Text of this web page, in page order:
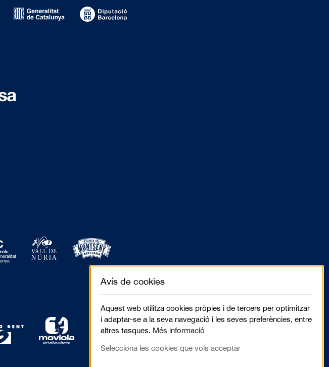
Avís de cookies
Aquest web utilitza cookies pròpies i de tercers per optimitzar
i adaptar-se a la seva navegació i les seves preferències, entre
altres tasques. Més informació
Selecciona les cookies que vols acceptar